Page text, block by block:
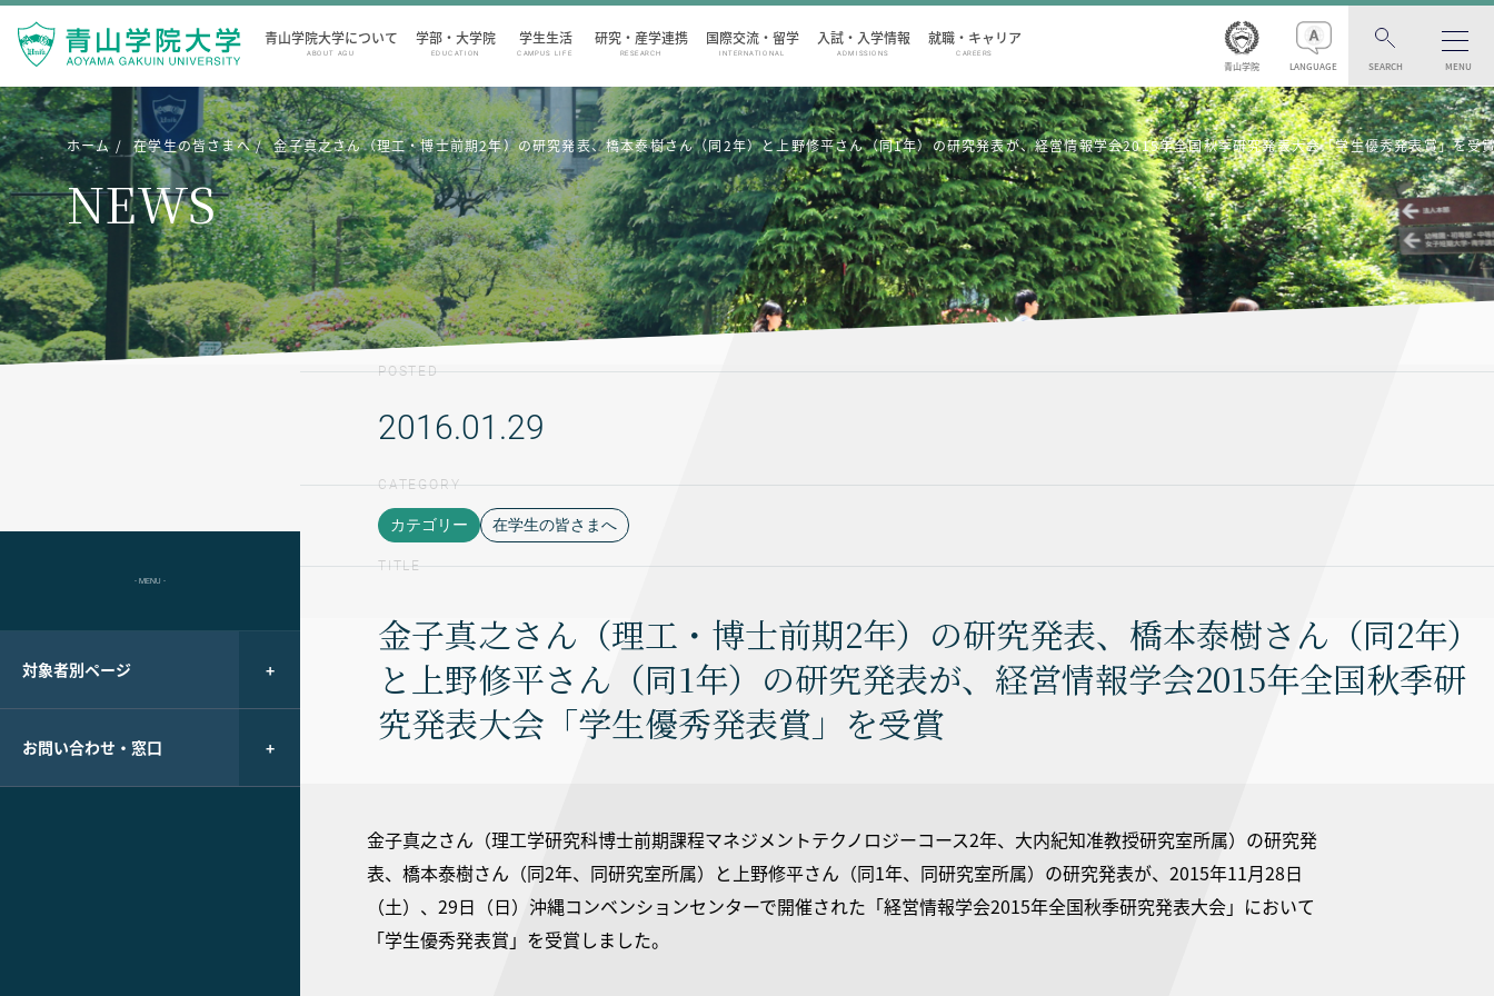
青山学院大学について
ABOUT AGU
学部・大学院
EDUCATION
学生生活
CAMPUS LIFE
研究・産学連携
RESEARCH
国際交流・留学
INTERNATIONAL
入試・入学情報
ADMISSIONS
就職・キャリア
CAREERS
青山学院 LANGUAGE SEARCH MENU
ホーム 在学生の皆さまへ 金子真之さん（理工・博士前期2年）の研究発表、橋本泰樹さん（同2年）と上野修平さん（同1年）の研究発表が、経営情報学会2015年全国秋季研究発表大会「学生優秀発表賞」を受
NEWS
- MENU -
対象者別ページ
お問い合わせ・窓口
POSTED
2016.01.29
CATEGORY
カテゴリー 在学生の皆さまへ
TITLE
金子真之さん（理工・博士前期2年）の研究発表、橋本泰樹さん（同2年）
と上野修平さん（同1年）の研究発表が、経営情報学会2015年全国秋季研
究発表大会「学生優秀発表賞」を受賞
金子真之さん（理工学研究科博士前期課程マネジメントテクノロジーコース2年、大内紀知准教授研究室所属）の研究発
表、橋本泰樹さん（同2年、同研究室所属）と上野修平さん（同1年、同研究室所属）の研究発表が、2015年11月28日
（土）、29日（日）沖縄コンベンションセンターで開催された「経営情報学会2015年全国秋季研究発表大会」において
「学生優秀発表賞」を受賞しました。